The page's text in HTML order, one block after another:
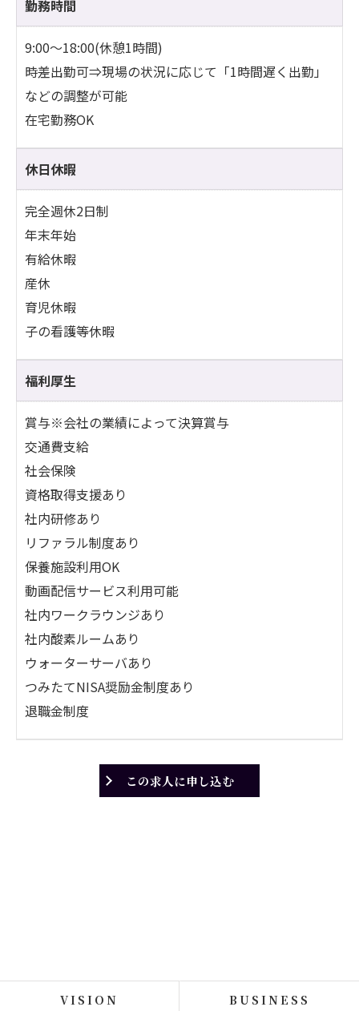
勤務時間
9:00～18:00(休憩1時間)
時差出勤可⇒現場の状況に応じて「1時間遅く出勤」
などの調整が可能
在宅勤務OK
休日休暇
完全週休2日制
年末年始
有給休暇
産休
育児休暇
子の看護等休暇
福利厚生
賞与※会社の業績によって決算賞与
交通費支給
社会保険
資格取得支援あり
社内研修あり
リファラル制度あり
保養施設利用OK
動画配信サービス利用可能
社内ワークラウンジあり
社内酸素ルームあり
ウォーターサーバあり
つみたてNISA奨励金制度あり
退職金制度
この求人に申し込む
VISION BUSINESS